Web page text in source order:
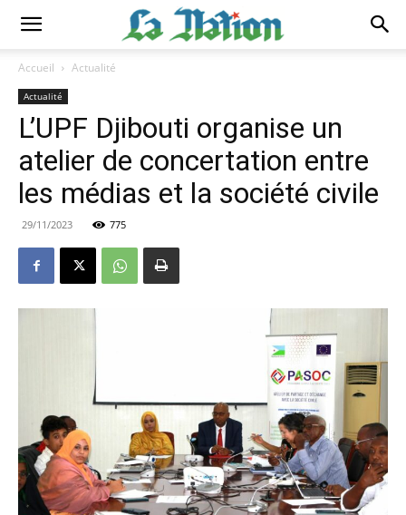
Accueil Actualité
Actualité
L’UPF Djibouti organise un
atelier de concertation entre
les médias et la société civile
29/11/2023 775